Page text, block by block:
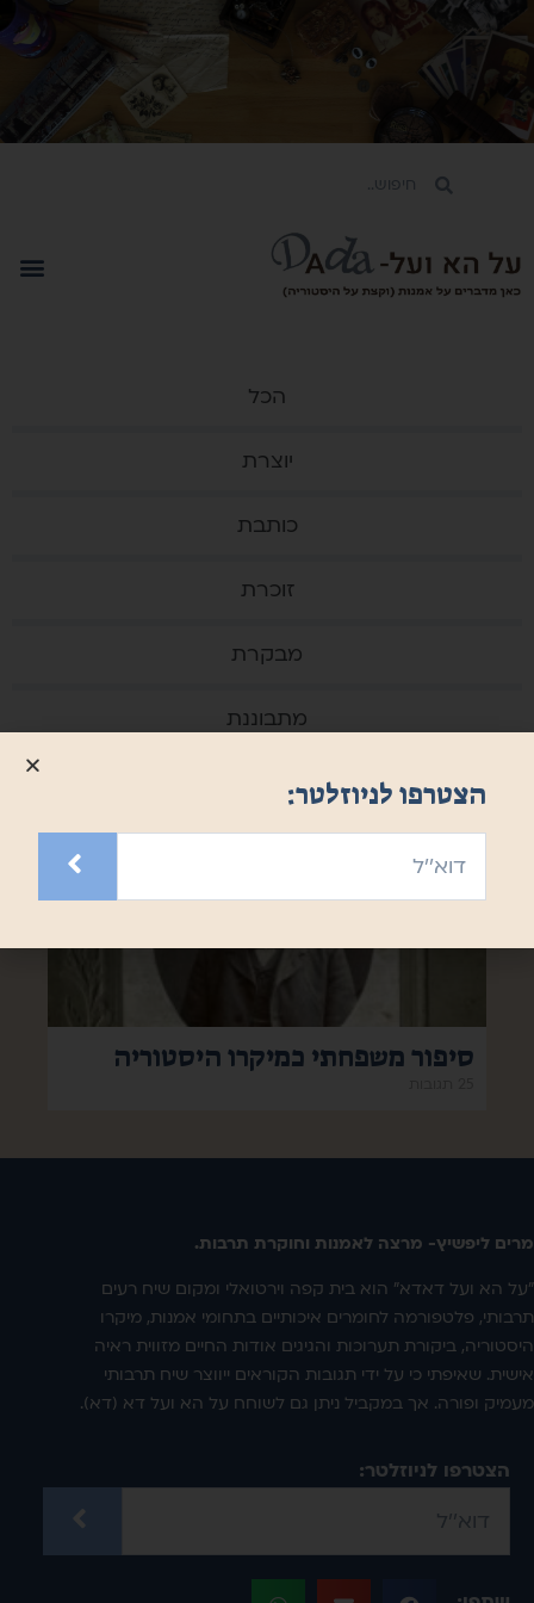
הכל
יוצרת
כותבת
זוכרת
מבקרת
מתבוננת
סיפור משפחתי כמיקרו היסטוריה
מרים ליפשיץ- מרצה לאמנות וחוקרת תרבות.
"על הא ועל דאדא" הוא בית קפה וירטואלי ומקום שיח רעים
תרבותי, פלטפורמה לחומרים איכותיים בתחומי אמנות, מיקרו
היסטוריה, ביקורת תערוכות והגיגים אודות החיים מזווית ראיה
אישית. שאיפתי כי על ידי תגובות הקוראים ייווצר שיח תרבותי
מעמיק ופורה. אך במקביל ניתן גם לשוחח על הא ועל דא (דא).
הצטרפו לניוזלטר:
הצטרפו לניוזלטר: